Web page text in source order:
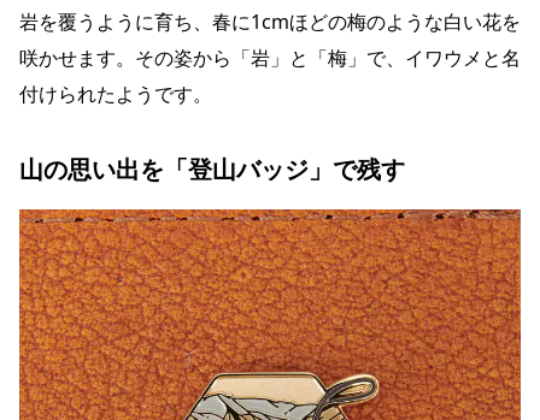
岩を覆うように育ち、春に1cmほどの梅のような白い花を
咲かせます。その姿から「岩」と「梅」で、イワウメと名
付けられたようです。
山の思い出を「登山バッジ」で残す